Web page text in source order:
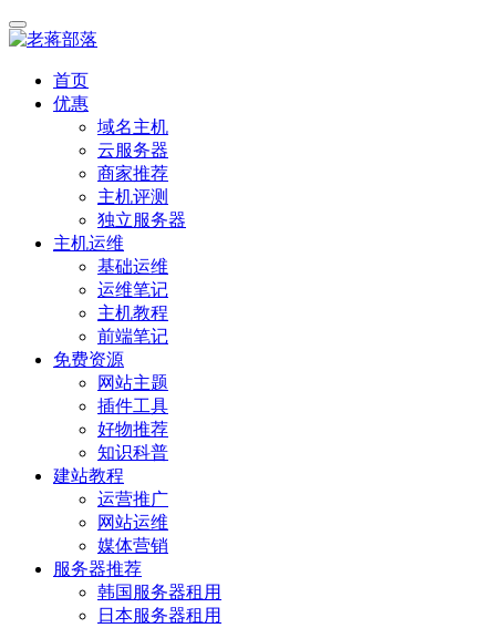
首页
优惠
域名主机
云服务器
商家推荐
主机评测
独立服务器
主机运维
基础运维
运维笔记
主机教程
前端笔记
免费资源
网站主题
插件工具
好物推荐
知识科普
建站教程
运营推广
网站运维
媒体营销
服务器推荐
韩国服务器租用
日本服务器租用